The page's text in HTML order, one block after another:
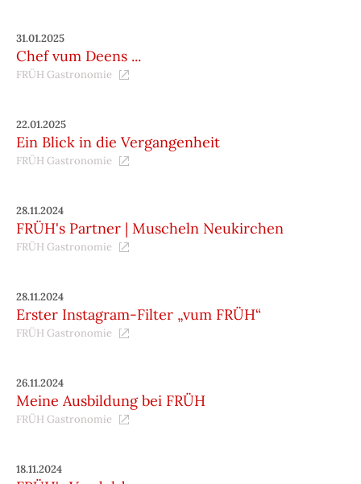
31.01.2025
Chef vum Deens ...
FRÜH Gastronomie
22.01.2025
Ein Blick in die Vergangenheit
FRÜH Gastronomie
28.11.2024
FRÜH's Partner | Muscheln Neukirchen
FRÜH Gastronomie
28.11.2024
Erster Instagram-Filter „vum FRÜH“
FRÜH Gastronomie
26.11.2024
Meine Ausbildung bei FRÜH
FRÜH Gastronomie
18.11.2024